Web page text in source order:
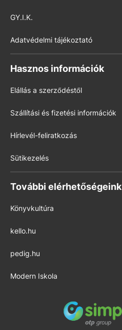
GY.I.K.
Adatvédelmi tájékoztató
Hasznos információk
Elállás a szerződéstől
Szállítási és fizetési információk
Hírlevél-feliratkozás
Sütikezelés
További elérhetőségeink
Könyvkultúra
kello.hu
pedig.hu
Modern Iskola